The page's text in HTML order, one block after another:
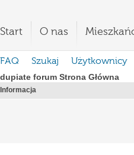
Start O nas
FAQ Szukaj Użytkownicy
dupiate forum Strona Główna
Informacja